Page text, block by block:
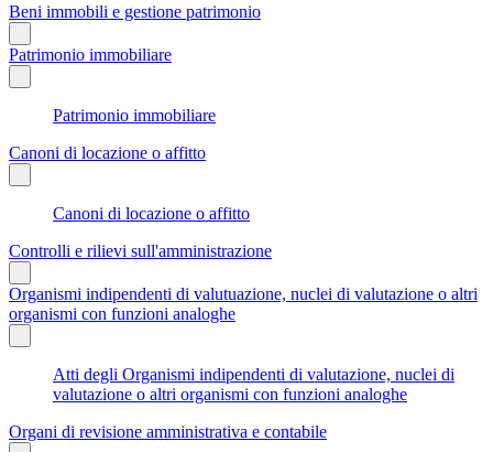
Beni immobili e gestione patrimonio
Patrimonio immobiliare
Patrimonio immobiliare
Canoni di locazione o affitto
Canoni di locazione o affitto
Controlli e rilievi sull'amministrazione
Organismi indipendenti di valutuazione, nuclei di valutazione o altri
organismi con funzioni analoghe
Atti degli Organismi indipendenti di valutazione, nuclei di
valutazione o altri organismi con funzioni analoghe
Organi di revisione amministrativa e contabile